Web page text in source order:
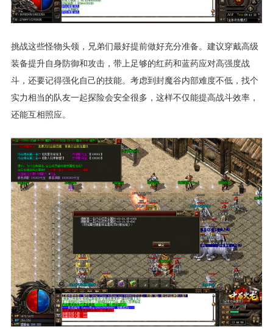
挑战这些怪物头领，兄弟们最好提前做好充分准备。建议穿戴高级
装备提升自身防御和攻击，带上足够的红药和蓝药应对高强度战
斗，还要记得强化自己的技能。考虑到封魔谷内部难度不低，找个
实力相当的队友一起探险会安全很多，这样不仅能提高战斗效率，
还能互相照应。